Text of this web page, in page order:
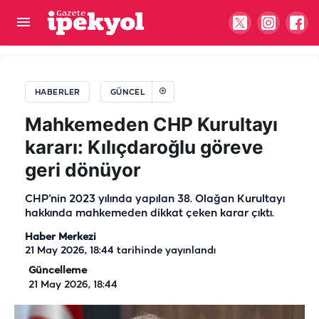
HABERLER GÜNCEL
Mahkemeden CHP Kurultayı
kararı: Kılıçdaroğlu göreve
geri dönüyor
CHP’nin 2023 yılında yapılan 38. Olağan Kurultayı
hakkında mahkemeden dikkat çeken karar çıktı.
Haber Merkezi
21 May 2026, 18:44 tarihinde yayınlandı
Güncelleme
21 May 2026, 18:44
Şanlıurfa’da 10 yıl hapis cezası ile aranıyordu: